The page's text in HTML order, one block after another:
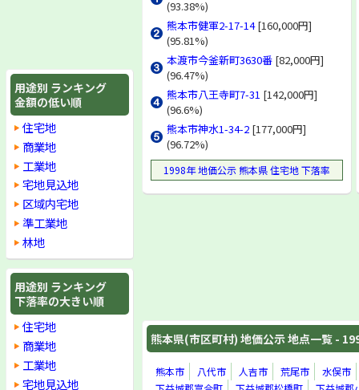
(93.38%)
熊本市健軍2-17-14[160,000円]
(95.81%)
本渡市今釜新町3630番 [82,000円]
(96.47%)
熊本市八王寺町7-31 [142,000円]
(96.6%)
熊本市神水1-34-2 [177,000円]
(96.72%)
1998年 地価公示 熊本県 住宅地 下落率
熊本県(市区町村) 地価公示 地点一覧 -
熊本市 八代市 人吉市 荒尾市
水俣市
用途別 ランキング
金額の低い順
住宅地
商業地
工業地
宅地見込地
区域内宅地
準工業地
林地
用途別 ランキング
下落率の大きい順
住宅地
商業地
工業地
宅地見込地